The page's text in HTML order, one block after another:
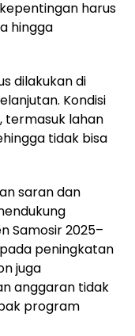
harus
hingga
dilakukan di
Kondisi
termasuk lahan
tidak bisa
saran dan
Samosir 2025–
peningkatan
juga
anggaran tidak
program